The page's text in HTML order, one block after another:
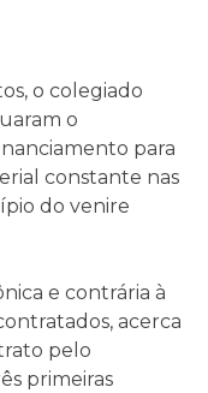
o colegiado
o
para
constante nas
do venire
e contrária à
acerca
pelo
primeiras